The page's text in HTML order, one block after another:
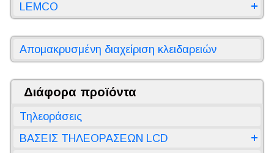
LEMCO
Απομακρυσμένη διαχείριση κλειδαρειών
Διάφορα προϊόντα
Τηλεοράσεις
ΒΑΣΕΙΣ ΤΗΛΕΟΡΑΣΕΩΝ LCD